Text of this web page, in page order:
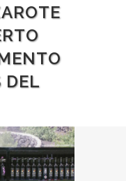
DEL